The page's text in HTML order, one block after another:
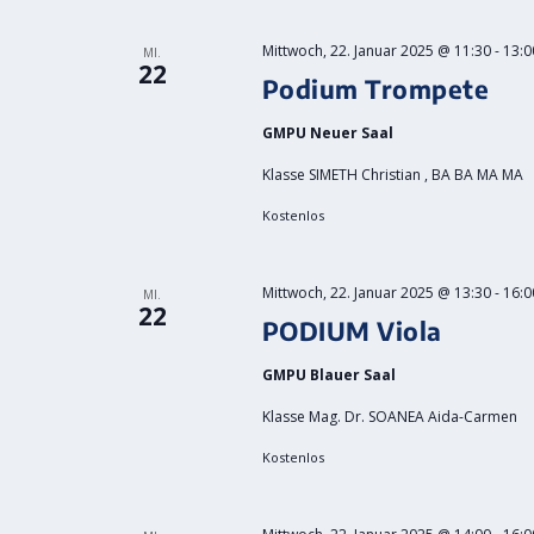
MI.
22 Podium Trompete
Mittwoch, 22. Januar 2025 @ 11:30-
GMPU Neuer Saal
Klasse SIMETH Christian , BA BA MA MA
Kostenlos
MI.
22 PODIUM Viola
Mittwoch, 22. Januar 2025 @ 13:30-
GMPU Blauer Saal
Klasse Mag. Dr. SOANEA Aida-Carmen
Kostenlos